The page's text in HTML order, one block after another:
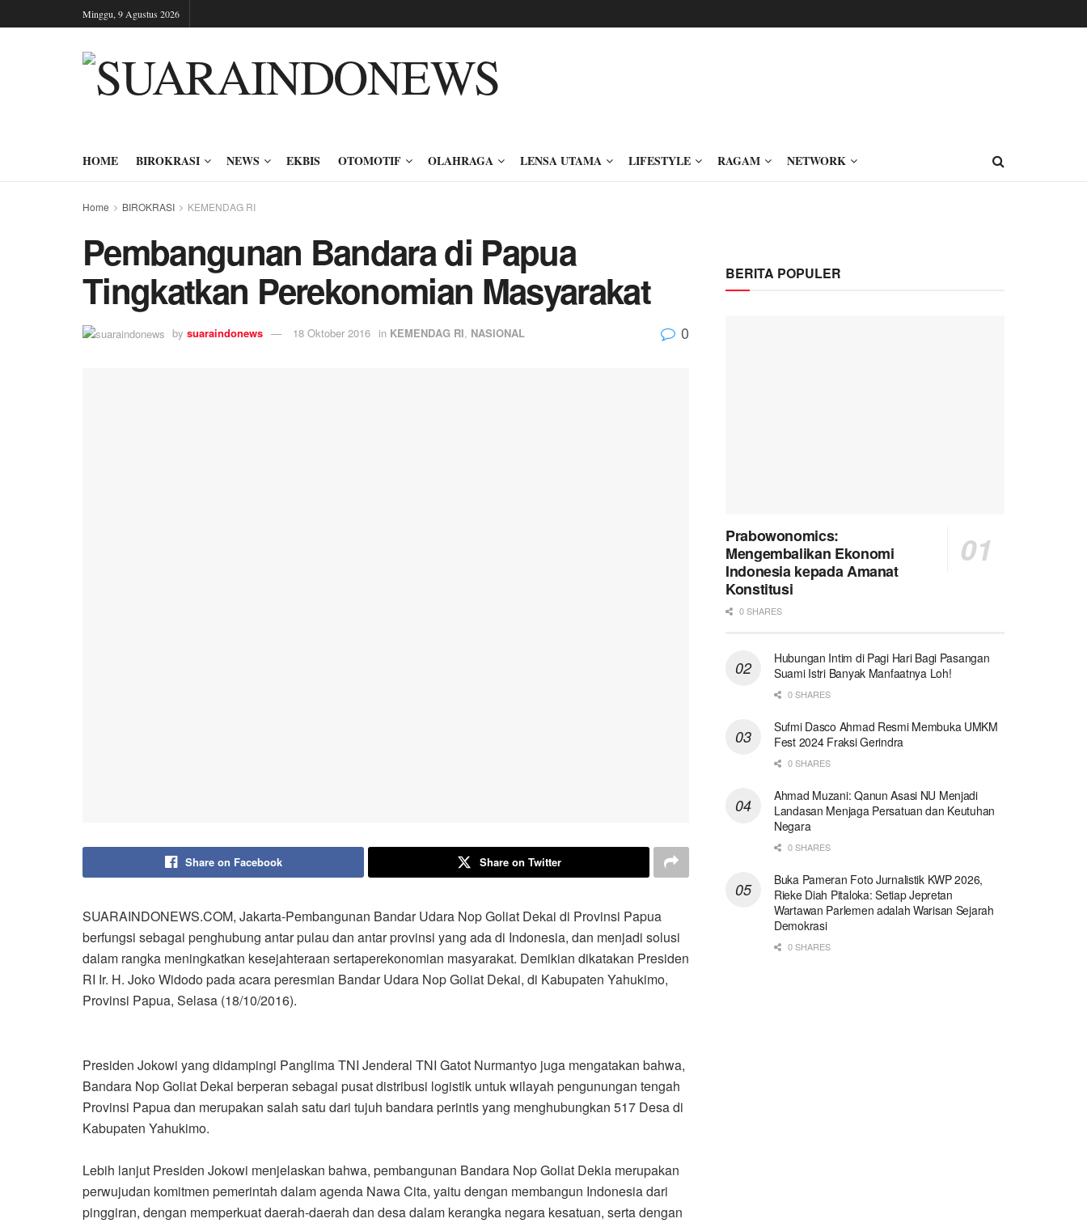
Minggu, 9 Agustus 2026
HOME BIROKRASI NEWS EKBIS OTOMOTIF OLAHRAGA LENSA UTAMA LIFESTYLE RAGAM NETWORK
Home BIROKRASI KEMENDAG RI
Pembangunan Bandara di Papua
Tingkatkan Perekonomian Masyarakat
by suaraindonews 18 Oktober 2016 in KEMENDAG RI, NASIONAL 0
Share on Facebook Share on Twitter
SUARAINDONEWS.COM, Jakarta-Pembangunan Bandar Udara Nop Goliat Dekai di Provinsi Papua
berfungsi sebagai penghubung antar pulau dan antar provinsi yang ada di Indonesia, dan menjadi solusi
dalam rangka meningkatkan kesejahteraan sertaperekonomian masyarakat. Demikian dikatakan Presiden
RI Ir. H. Joko Widodo pada acara peresmian Bandar Udara Nop Goliat Dekai, di Kabupaten Yahukimo,
Provinsi Papua, Selasa (18/10/2016).
Presiden Jokowi yang didampingi Panglima TNI Jenderal TNI Gatot Nurmantyo juga mengatakan bahwa,
Bandara Nop Goliat Dekai berperan sebagai pusat distribusi logistik untuk wilayah pengunungan tengah
Provinsi Papua dan merupakan salah satu dari tujuh bandara perintis yang menghubungkan 517 Desa di
Kabupaten Yahukimo.
Lebih lanjut Presiden Jokowi menjelaskan bahwa, pembangunan Bandara Nop Goliat Dekia merupakan
perwujudan komitmen pemerintah dalam agenda Nawa Cita, yaitu dengan membangun Indonesia dari
pinggiran, dengan memperkuat daerah-daerah dan desa dalam kerangka negara kesatuan, sertadengan
BERITA POPULER
Prabowonomics:
Mengembalikan Ekonomi
Indonesia kepada Amanat
Konstitusi
0 SHARES
Hubungan Intim di Pagi Hari Bagi Pasangan
Suami Istri Banyak Manfaatnya Loh!
0 SHARES
Sufmi Dasco Ahmad Resmi Membuka UMKM
Fest 2024 Fraksi Gerindra
0 SHARES
Ahmad Muzani: Qanun Asasi NU Menjadi
Landasan Menjaga Persatuan dan Keutuhan
Negara
0 SHARES
Buka Pameran Foto Jurnalistik KWP 2026,
Rieke Diah Pitaloka: Setiap Jepretan
Wartawan Parlemen adalah Warisan Sejarah
Demokrasi
0 SHARES